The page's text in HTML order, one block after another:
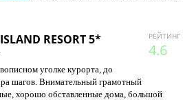
РЕЙТИНГ
4.6
RESORT 5*
уголке курорта, до
шагов. Внимательный грамотный
хорошо обставленные дома, большой